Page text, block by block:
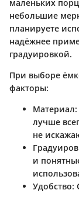
маленьких
небольшие
планируете
надёжнее
градуировкой.
При выборе
факторы:
Материал
лучше
не
и
Удобство: